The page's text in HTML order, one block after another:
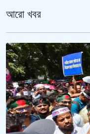
আরো খবর